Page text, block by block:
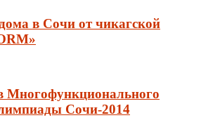
в Сочи от чикагской
Многофункционального
Сочи-2014